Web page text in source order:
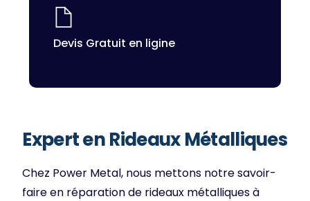
Devis Gratuit en ligine
Expert en Rideaux Métalliques
Chez Power Metal, nous mettons notre savoir-
faire en réparation de rideaux métalliques à